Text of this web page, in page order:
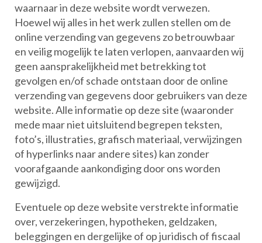
waarnaar in deze website wordt verwezen.
Hoewel wij alles in het werk zullen stellen om de
online verzending van gegevens zo betrouwbaar
en veilig mogelijk te laten verlopen, aanvaarden wij
geen aansprakelijkheid met betrekking tot
gevolgen en/of schade ontstaan door de online
verzending van gegevens door gebruikers van deze
website. Alle informatie op deze site (waaronder
mede maar niet uitsluitend begrepen teksten,
foto’s, illustraties, grafisch materiaal, verwijzingen
of hyperlinks naar andere sites) kan zonder
voorafgaande aankondiging door ons worden
gewijzigd.
Eventuele op deze website verstrekte informatie
over, verzekeringen, hypotheken, geldzaken,
beleggingen en dergelijke of op juridisch of fiscaal